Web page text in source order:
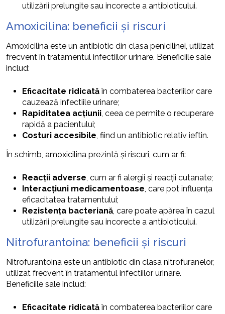
utilizării prelungite sau incorecte a antibioticului.
Amoxicilina: beneficii și riscuri
Amoxicilina este un antibiotic din clasa penicilinei, utilizat
frecvent în tratamentul infectiilor urinare. Beneficiile sale
includ:
Eficacitate ridicatăîn combaterea bacteriilor care
cauzează infectiile urinare;
Rapiditatea acțiunii , ceea ce permite o recuperare
rapidă a pacientului;
Costuri accesibile , fiind un antibiotic relativ ieftin.
În schimb, amoxicilina prezintă și riscuri, cum ar fi:
Reacții adverse , cum ar fi alergii și reacții cutanate;
Interacțiuni medicamentoase , care pot influența
eficacitatea tratamentului;
Rezistența bacteriană , care poate apărea în cazul
utilizării prelungite sau incorecte a antibioticului.
Nitrofurantoina: beneficii și riscuri
Nitrofurantoina este un antibiotic din clasa nitrofuranelor,
utilizat frecvent în tratamentul infectiilor urinare.
Beneficiile sale includ:
Eficacitate ridicatăîn combaterea bacteriilor care